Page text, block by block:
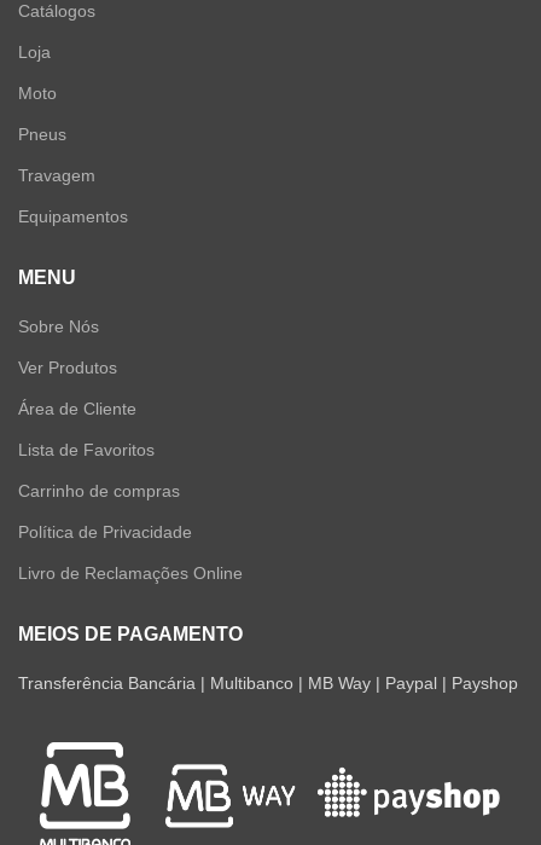
Catálogos
Loja
Moto
Pneus
Travagem
Equipamentos
MENU
Sobre Nós
Ver Produtos
Área de Cliente
Lista de Favoritos
Carrinho de compras
Política de Privacidade
Livro de Reclamações Online
MEIOS DE PAGAMENTO
Transferência Bancária | Multibanco | MB Way | Paypal | Payshop